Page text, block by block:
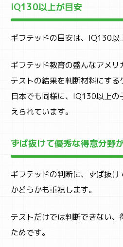
子育
IQ130以上が目安
ギフテッドの目安は、IQ130以
ギフテッド教育の盛んなアメ
テストの結果を判断材料にする
日本でも同様に、IQ130以上の
えられています。
ずば抜けて優秀な得意分野
ギフテッドの判断に、ずば抜
かどうかも重視します。
テストだけでは判断できない
ためです。